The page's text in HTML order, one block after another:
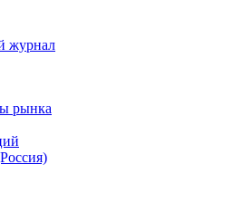
журнал
рынка